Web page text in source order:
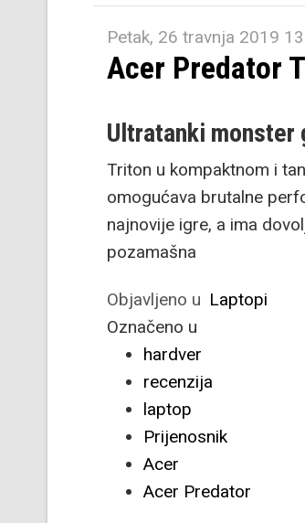
Petak, 26 travnja 2019
Acer Predator
Ultratanki monster
Triton u kompaktnom i
omogućava brutalne
najnovije igre, a ima
pozamašna
Objavljeno u Laptopi
Označeno u
hardver
recenzija
laptop
Prijenosnik
Acer
Acer Predator